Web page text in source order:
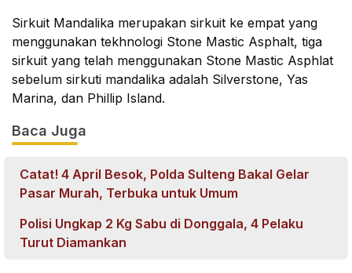
Sirkuit Mandalika merupakan sirkuit ke empat yang
menggunakan tekhnologi Stone Mastic Asphalt, tiga
sirkuit yang telah menggunakan Stone Mastic Asphlat
sebelum sirkuti mandalika adalah Silverstone, Yas
Marina, dan Phillip Island.
Baca Juga
Catat! 4 April Besok, Polda Sulteng Bakal Gelar
Pasar Murah, Terbuka untuk Umum
Polisi Ungkap 2 Kg Sabu di Donggala, 4 Pelaku
Turut Diamankan